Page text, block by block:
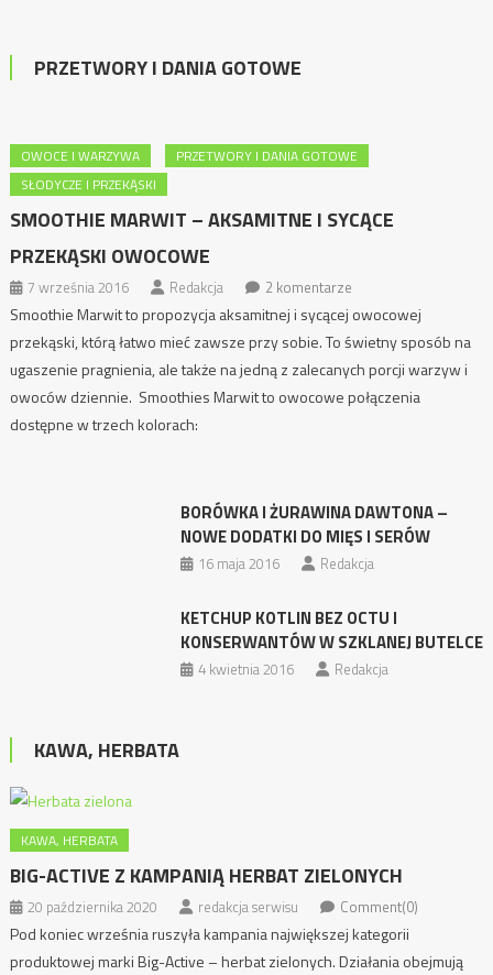
PRZETWORY I DANIA GOTOWE
OWOCE I WARZYWA
PRZETWORY I DANIA GOTOWE
SŁODYCZE I PRZEKĄSKI
SMOOTHIE MARWIT – AKSAMITNE I SYCĄCE
PRZEKĄSKI OWOCOWE
7 września 2016 Redakcja 2 komentarze
Smoothie Marwit to propozycja aksamitnej i sycącej owocowej
przekąski, którą łatwo mieć zawsze przy sobie. To świetny sposób na
ugaszenie pragnienia, ale także na jedną z zalecanych porcji warzyw i
owoców dziennie. Smoothies Marwit to owocowe połączenia
dostępne w trzech kolorach:
BORÓWKA I ŻURAWINA DAWTONA –
NOWE DODATKI DO MIĘS I SERÓW
16 maja 2016 Redakcja
KETCHUP KOTLIN BEZ OCTU I
KONSERWANTÓW W SZKLANEJ BUTELCE
4 kwietnia 2016 Redakcja
KAWA, HERBATA
KAWA, HERBATA
BIG-ACTIVE Z KAMPANIĄ HERBAT ZIELONYCH
20 października 2020 redakcja serwisu Comment(0)
Pod koniec września ruszyła kampania największej kategorii
produktowej marki Big-Active – herbat zielonych. Działania obejmują